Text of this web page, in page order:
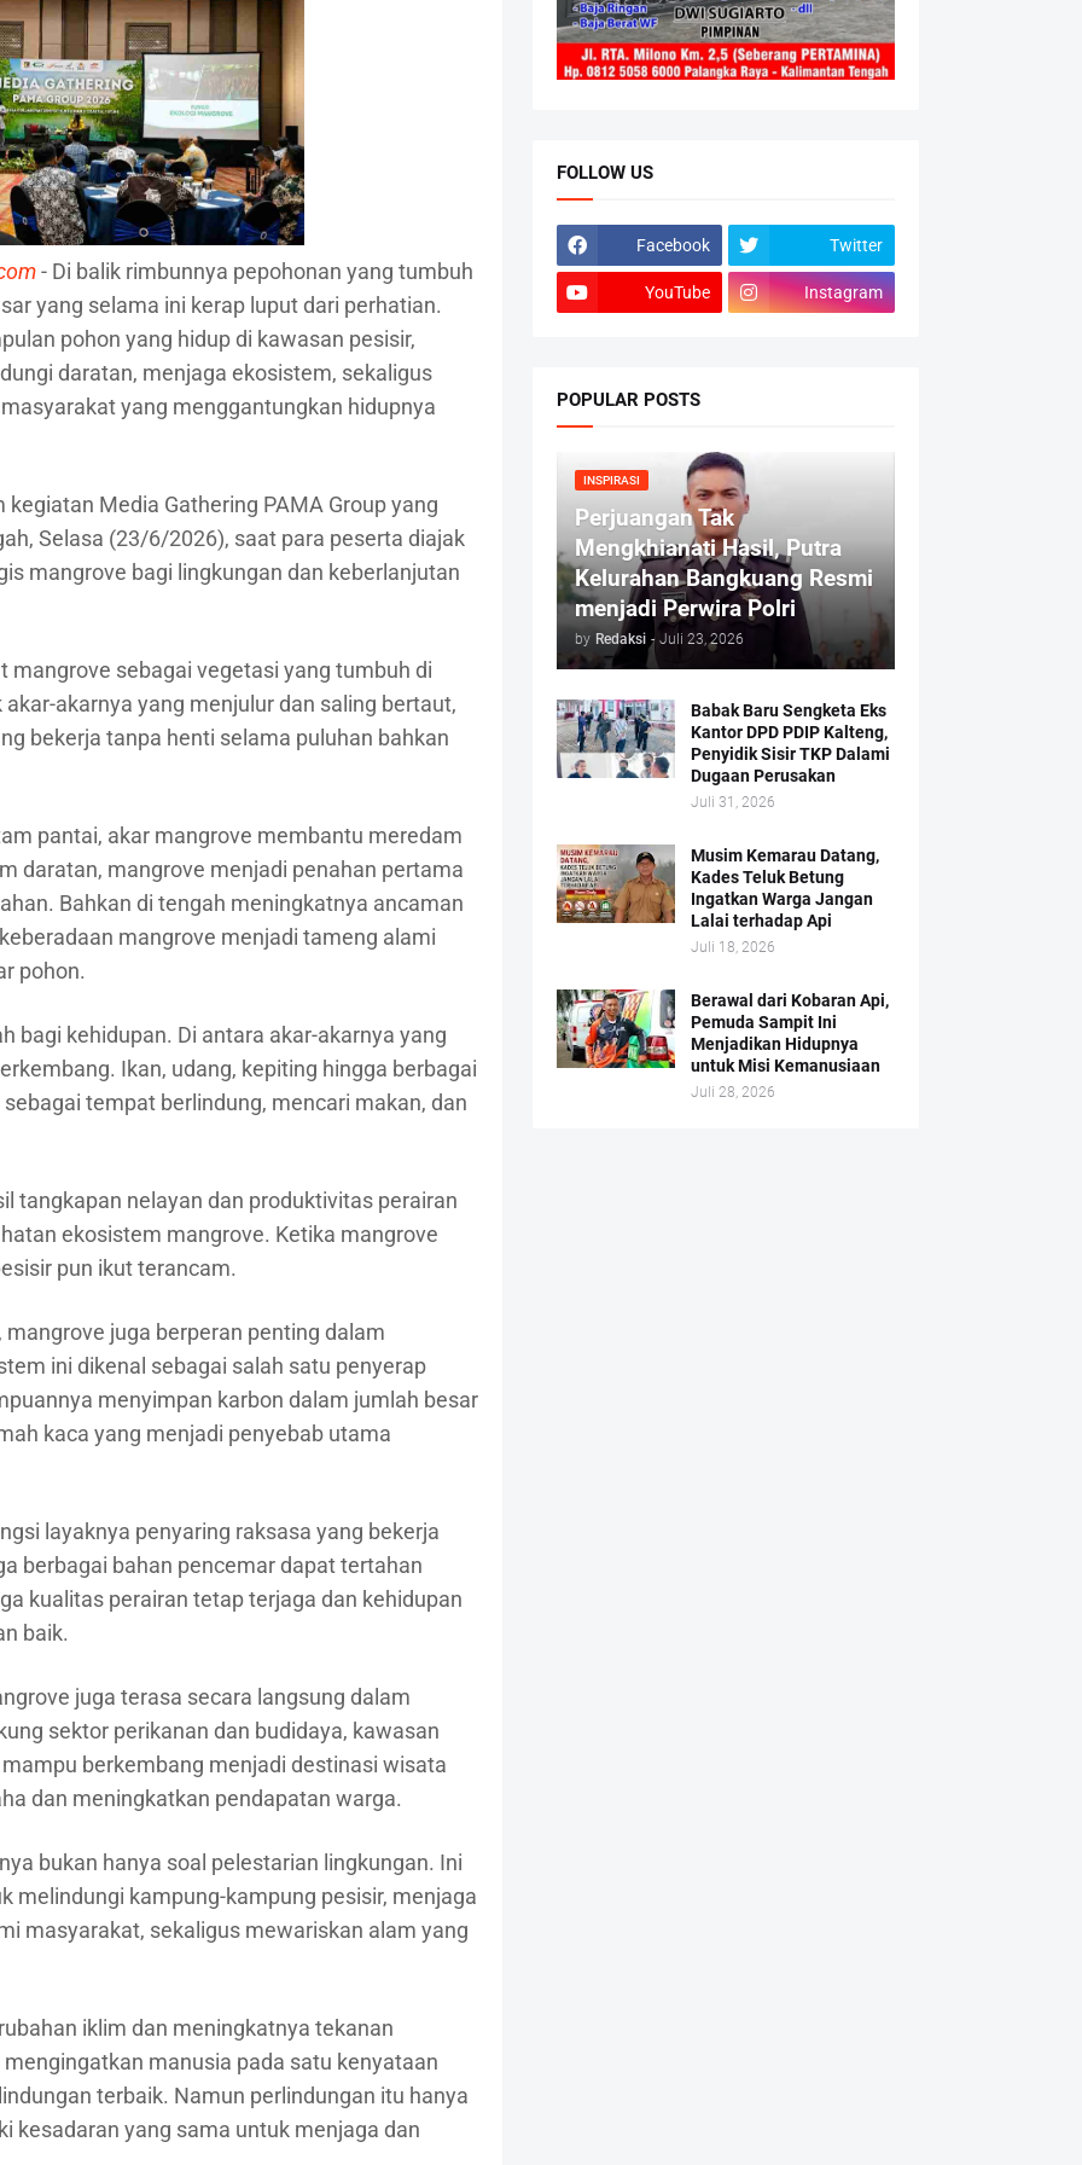
- Di balik rimbunnya pepohonan yang tumbuh
yang selama ini kerap luput dari perhatian.
pohon yang hidup di kawasan pesisir,
daratan, menjaga ekosistem, sekaligus
yang menggantungkan hidupnya
Media Gathering PAMA Group yang
Selasa (23/6/2026), saat para peserta diajak
mangrove bagi lingkungan dan keberlanjutan
mangrove sebagai vegetasi yang tumbuh di
akarnya yang menjulur dan saling bertaut,
bekerja tanpa henti selama puluhan bahkan
pantai, akar mangrove membantu meredam
daratan, mangrove menjadi penahan pertama
Bahkan di tengah meningkatnya ancaman
mangrove menjadi tameng alami
pohon.
bagi kehidupan. Di antara akar-akarnya yang
Ikan, udang, kepiting hingga berbagai
tempat berlindung, mencari makan, dan
tangkapan nelayan dan produktivitas perairan
ekosistem mangrove. Ketika mangrove
pun ikut terancam.
juga berperan penting dalam
ini dikenal sebagai salah satu penyerap
menyimpan karbon dalam jumlah besar
kaca yang menjadi penyebab utama
layaknya penyaring raksasa yang bekerja
berbagai bahan pencemar dapat tertahan
kualitas perairan tetap terjaga dan kehidupan
baik.
juga terasa secara langsung dalam
sektor perikanan dan budidaya, kawasan
berkembang menjadi destinasi wisata
dan meningkatkan pendapatan warga.
bukan hanya soal pelestarian lingkungan. Ini
melindungi kampung-kampung pesisir, menjaga
masyarakat, sekaligus mewariskan alam yang
iklim dan meningkatnya tekanan
manusia pada satu kenyataan
terbaik. Namun perlindungan itu hanya
kesadaran yang sama untuk menjaga dan
FOLLOW US
Facebook Twitter
YouTube Instagram
POPULAR POSTS
INSPIRASI
Perjuangan Tak
Mengkhianati Hasil, Putra
Kelurahan Bangkuang Resmi
menjadi Perwira Polri
by Redaksi - Juli 23, 2026
Babak Baru Sengketa Eks
Kantor DPD PDIP Kalteng,
Penyidik Sisir TKP Dalami
Dugaan Perusakan
Juli 31, 2026
Musim Kemarau Datang,
Kades Teluk Betung
Ingatkan Warga Jangan
Lalai terhadap Api
Juli 18, 2026
Berawal dari Kobaran Api,
Pemuda Sampit Ini
Menjadikan Hidupnya
untuk Misi Kemanusiaan
Juli 28, 2026